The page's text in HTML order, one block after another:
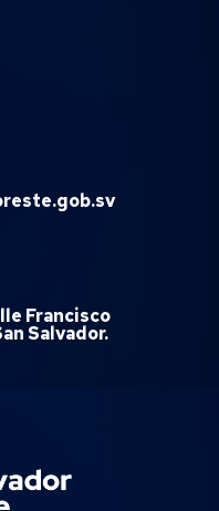
Francisco
Salvador.